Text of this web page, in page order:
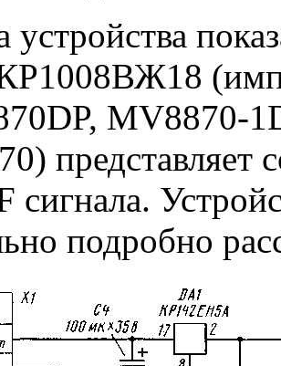
устройства
MV8870-
представляет
сигнала.
подробно